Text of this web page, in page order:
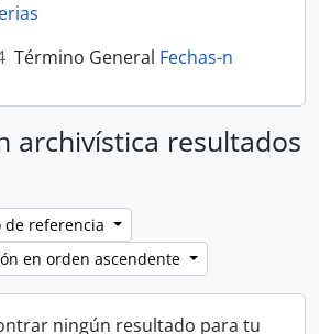
Término General Fechas-n
archivística resultados
de referencia
en orden ascendente
ningún resultado para tu